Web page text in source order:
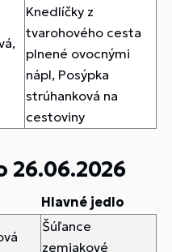
Knedlíčky z
tvarohového cesta
plnené ovocnými
nápl, Posýpka
strúhanková na
cestoviny
26.06.2026
Hlavné jedlo
Šúľance
zemiakové